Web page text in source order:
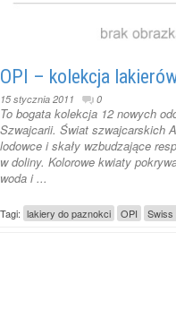
OPI – kolekcja
15 stycznia 2011 0
To bogata kolekcja 12 nowych
Szwajcarii. Świat szwajcarskich
lodowce i skały wzbudzające
w doliny. Kolorowe kwiaty
woda i ...
Tagi: lakiery do paznokci OPI Swiss